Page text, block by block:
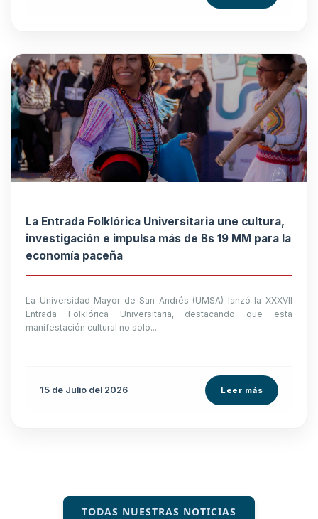
La Entrada Folklórica Universitaria une cultura,
investigación e impulsa más de Bs 19 MM para la
economía paceña
La Universidad Mayor de San Andrés (UMSA) lanzó la XXXVII
Entrada Folklórica Universitaria, destacando que esta
manifestación cultural no solo...
15 de Julio del 2026 Leer más
TODAS NUESTRAS NOTICIAS